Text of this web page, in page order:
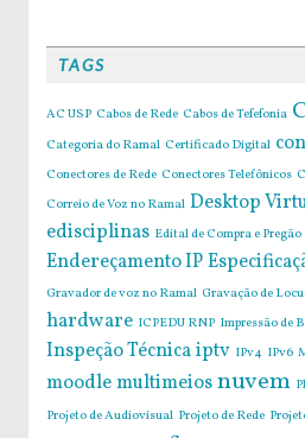
TAGS
AC USP Cabos de Rede Cabos de Tefefonia
Categoria do Ramal Certificado Digital
Conectores de Rede Conectores Telefônicos
Correio de Voz no Ramal Desktop
edisciplinas Edital de Compra e Pregão
Endereçamento IP
Gravador de voz no Ramal Gravação de
hardware ICPEDU RNP Impressão de
Inspeção Técnicaiptv IPv4 IPv6
moodlemultimeiosnuvem
Projeto de Audiovisual Projeto de Rede